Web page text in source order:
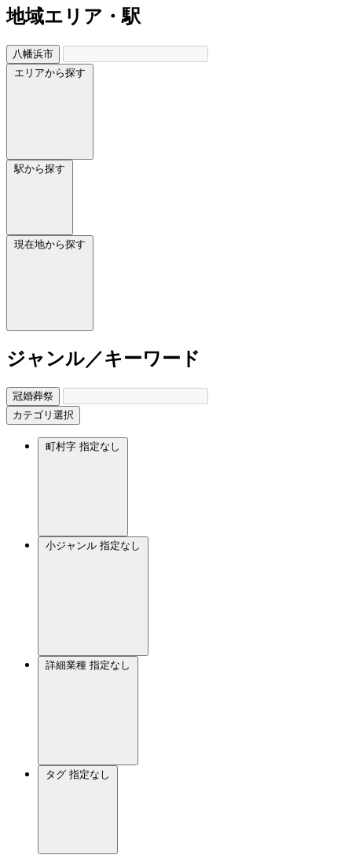
地域エリア・駅
八幡浜市
エリアから探す
駅から探す
現在地から探す
ジャンル／キーワード
冠婚葬祭
カテゴリ選択
町村字 指定なし
小ジャンル 指定なし
詳細業種 指定なし
タグ 指定なし